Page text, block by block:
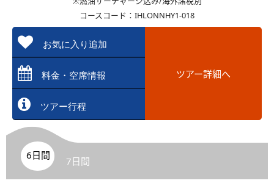
コースコード：IHLONNHY1-018
お気に入り追加
料金・空席情報
ツアー行程
ツアー詳細へ
6日間 7日間